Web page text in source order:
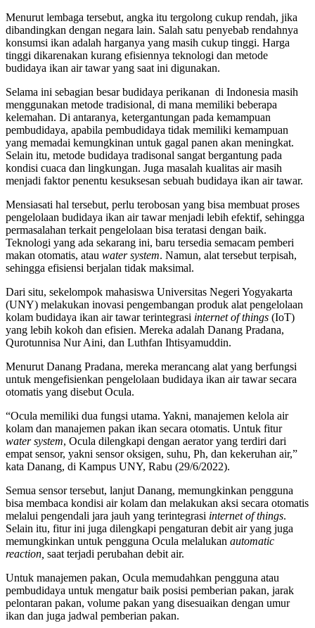
Menurut lembaga tersebut, angka itu tergolong cukup rendah, jika
dibandingkan dengan negara lain. Salah satu penyebab rendahnya
konsumsi ikan adalah harganya yang masih cukup tinggi. Harga
tinggi dikarenakan kurang efisiennya teknologi dan metode
budidaya ikan air tawar yang saat ini digunakan.
Selama ini sebagian besar budidaya perikanan di Indonesia masih
menggunakan metode tradisional, di mana memiliki beberapa
kelemahan. Di antaranya, ketergantungan pada kemampuan
pembudidaya, apabila pembudidaya tidak memiliki kemampuan
yang memadai kemungkinan untuk gagal panen akan meningkat.
Selain itu, metode budidaya tradisonal sangat bergantung pada
kondisi cuaca dan lingkungan. Juga masalah kualitas air masih
menjadi faktor penentu kesuksesan sebuah budidaya ikan air tawar.
Mensiasati hal tersebut, perlu terobosan yang bisa membuat proses
pengelolaan budidaya ikan air tawar menjadi lebih efektif, sehingga
permasalahan terkait pengelolaan bisa teratasi dengan baik.
Teknologi yang ada sekarang ini, baru tersedia semacam pemberi
makan otomatis, atau water system. Namun, alat tersebut terpisah,
sehingga efisiensi berjalan tidak maksimal.
Dari situ, sekelompok mahasiswa Universitas Negeri Yogyakarta
(UNY) melakukan inovasi pengembangan produk alat pengelolaan
kolam budidaya ikan air tawar terintegrasi internet ofthings (IoT)
yang lebih kokoh dan efisien. Mereka adalah Danang Pradana,
Qurotunnisa Nur Aini, dan Luthfan Ihtisyamuddin.
Menurut Danang Pradana, mereka merancang alat yang berfungsi
untuk mengefisienkan pengelolaan budidaya ikan air tawar secara
otomatis yang disebut Ocula.
“Ocula memiliki dua fungsi utama. Yakni, manajemen kelola air
kolam dan manajemen pakan ikan secara otomatis. Untuk fitur
water system, Ocula dilengkapi dengan aerator yang terdiri dari
empat sensor, yakni sensor oksigen, suhu, Ph, dan kekeruhan air,”
kata Danang, di Kampus UNY, Rabu (29/6/2022).
Semua sensor tersebut, lanjut Danang, memungkinkan pengguna
bisa membaca kondisi air kolam dan melakukan aksi secara otomatis
melalui pengendali jara jauh yang terintegrasi internet ofthings.
Selain itu, fitur ini juga dilengkapi pengaturan debit air yang juga
memungkinkan untuk pengguna Ocula melalukan automatic
reaction saat terjadi perubahan debit air.
Untuk manajemen pakan, Ocula memudahkan pengguna atau
pembudidaya untuk mengatur baik posisi pemberian pakan, jarak
pelontaran pakan, volume pakan yang disesuaikan dengan umur
ikan dan juga jadwal pemberian pakan.